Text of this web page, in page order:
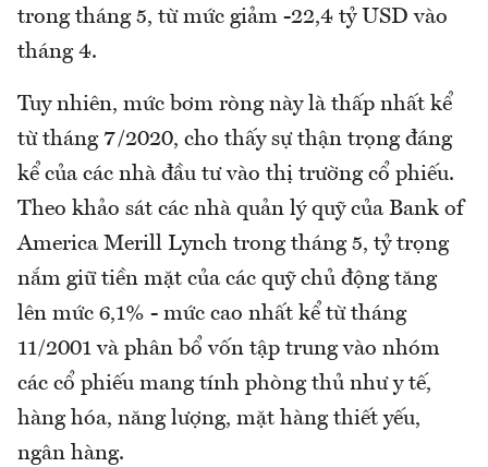
trong tháng 5, từ mức giảm -22,4 tỷ USD vào
tháng 4.
Tuy nhiên, mức bơm ròng này là thấp nhất kể
từ tháng 7/2020, cho thấy sự thận trọng đáng
kể của các nhà đầu tư vào thị trường cổ phiếu.
Theo khảo sát các nhà quản lý quỹ của Bank of
America Merill Lynch trong tháng 5, tỷ trọng
nắm giữ tiền mặt của các quỹ chủ động tăng
lên mức 6,1% - mức cao nhất kể từ tháng
11/2001 và phân bổ vốn tập trung vào nhóm
các cổ phiếu mang tính phòng thủ như y tế,
hàng hóa, năng lượng, mặt hàng thiết yếu,
ngân hàng.